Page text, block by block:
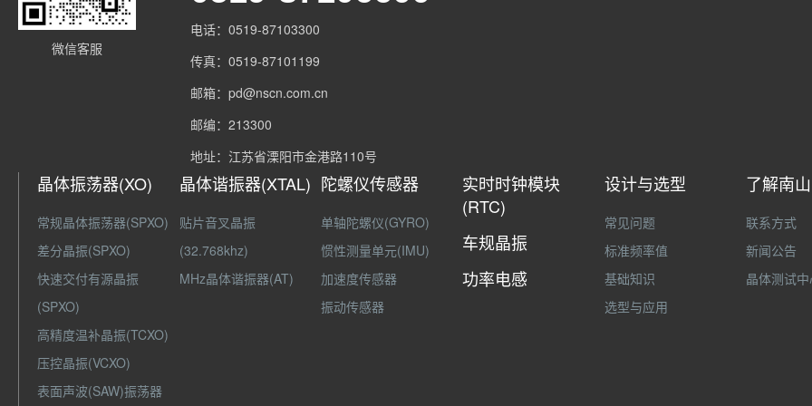
微信客服
电话：0519-87103300
传真：0519-87101199
邮箱：pd@nscn.com.cn
邮编：213300
地址：江苏省溧阳市金港路110号
晶体振荡器(XO)
常规晶体振荡器(SPXO)
差分晶振(SPXO)
快速交付有源晶振
(SPXO)
高精度温补晶振(TCXO)
压控晶振(VCXO)
表面声波(SAW)振荡器
晶体谐振器(XTAL)
贴片音叉晶振
(32.768khz)
MHz晶体谐振器(AT)
陀螺仪传感器
单轴陀螺仪(GYRO)
惯性测量单元(IMU)
加速度传感器
振动传感器
实时时钟模块
(RTC)
车规晶振
功率电感
设计与选型
常见问题
标准频率值
基础知识
选型与应用
了解南山
联系方式
新闻公告
晶体测试